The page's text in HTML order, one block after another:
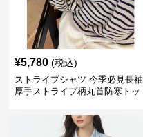
¥5,780 (税込)
ストライプシャツ 今季必見長袖
厚手ストライプ柄丸首防寒トッ